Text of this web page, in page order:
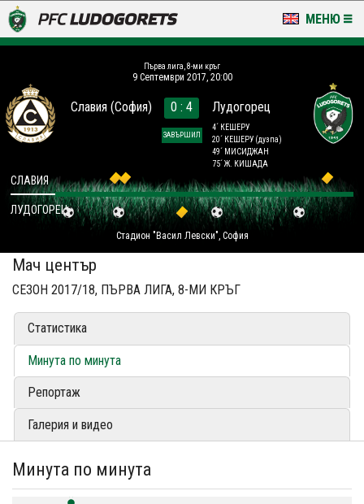
МЕНЮ
LUDOGORETS TV
НА ТЕРЕНА
КЛУБ
Първа лига, 8-ми кръг
9 Септември 2017, 20:00
Славия (София) 0 : 4
ЗАВЪРШИЛ
Лудогорец
4´ КЕШЕРУ
20´ КЕШЕРУ (дузпа)
49´ МИСИДЖАН
75´ Ж. КИШАДА
Стадион "Васил Левски", София
СЛАВИЯ
ЛУДОГОРЕЦ
Мач център
СЕЗОН 2017/18, ПЪРВА ЛИГА, 8-МИ КРЪГ
Статистика
Минута по минута
Репортаж
Галерия и видео
Минута по минута